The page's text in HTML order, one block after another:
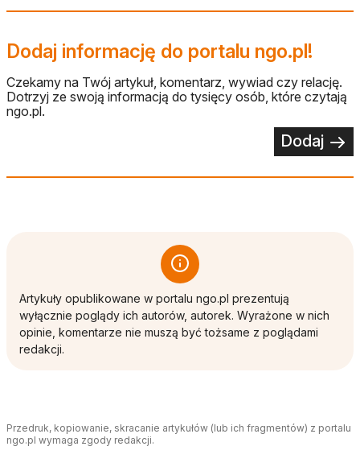
Dodaj informację do portalu ngo.pl!
Czekamy na Twój artykuł, komentarz, wywiad czy relację.
Dotrzyj ze swoją informacją do tysięcy osób, które czytają
ngo.pl.
Dodaj
Artykuły opublikowane w portalu ngo.pl prezentują
wyłącznie poglądy ich autorów, autorek. Wyrażone w nich
opinie, komentarze nie muszą być tożsame z poglądami
redakcji.
Przedruk, kopiowanie, skracanie artykułów (lub ich fragmentów) z portalu
ngo.pl wymaga zgody redakcji.